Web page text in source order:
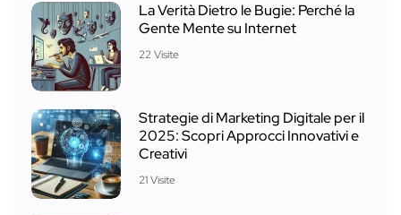
La Verità Dietro le Bugie: Perché la
Gente Mente su Internet
22 Visite
Strategie di Marketing Digitale per il
2025: Scopri Approcci Innovativi e
Creativi
21 Visite